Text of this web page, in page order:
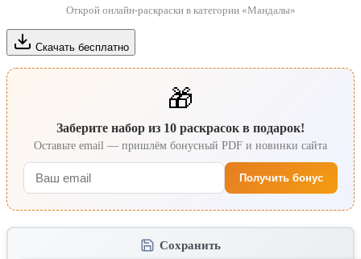
Открой онлайн-раскраски в категории «Мандалы»
Скачать бесплатно
🎁
Заберите набор из 10 раскрасок в подарок!
Оставьте email — пришлём бонусный PDF и новинки сайта
Получить бонус
Сохранить